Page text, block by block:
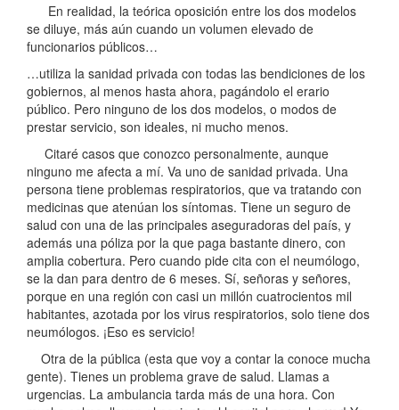
En realidad, la teórica oposición entre los dos modelos
se diluye, más aún cuando un volumen elevado de
funcionarios públicos…
…utiliza la sanidad privada con todas las bendiciones de los
gobiernos, al menos hasta ahora, pagándolo el erario
público. Pero ninguno de los dos modelos, o modos de
prestar servicio, son ideales, ni mucho menos.
Citaré casos que conozco personalmente, aunque
ninguno me afecta a mí. Va uno de sanidad privada. Una
persona tiene problemas respiratorios, que va tratando con
medicinas que atenúan los síntomas. Tiene un seguro de
salud con una de las principales aseguradoras del país, y
además una póliza por la que paga bastante dinero, con
amplia cobertura. Pero cuando pide cita con el neumólogo,
se la dan para dentro de 6 meses. Sí, señoras y señores,
porque en una región con casi un millón cuatrocientos mil
habitantes, azotada por los virus respiratorios, solo tiene dos
neumólogos. ¡Eso es servicio!
Otra de la pública (esta que voy a contar la conoce mucha
gente). Tienes un problema grave de salud. Llamas a
urgencias. La ambulancia tarda más de una hora. Con